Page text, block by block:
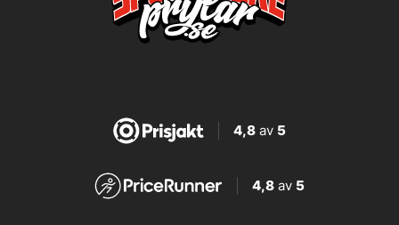
4,8av 5
4,8 av 5